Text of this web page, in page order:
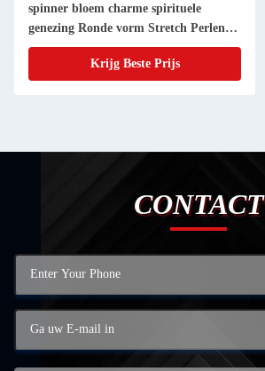
spinner bloem charme spirituele
genezing Ronde vorm Stretch Perlen
Armband
Krijg Beste Prijs
CONTACT